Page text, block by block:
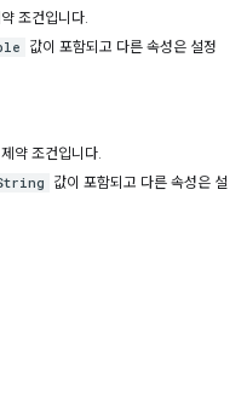
조건입니다.
값이 포함되고 다른 속성은 설정
약 조건입니다.
값이 포함되고 다른 속성은 설